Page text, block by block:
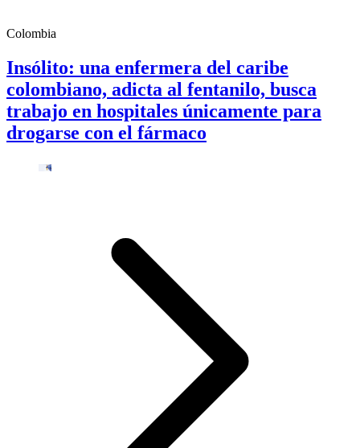
Colombia
Insólito: una enfermera del caribe
colombiano, adicta al fentanilo, busca
trabajo en hospitales únicamente para
drogarse con el fármaco